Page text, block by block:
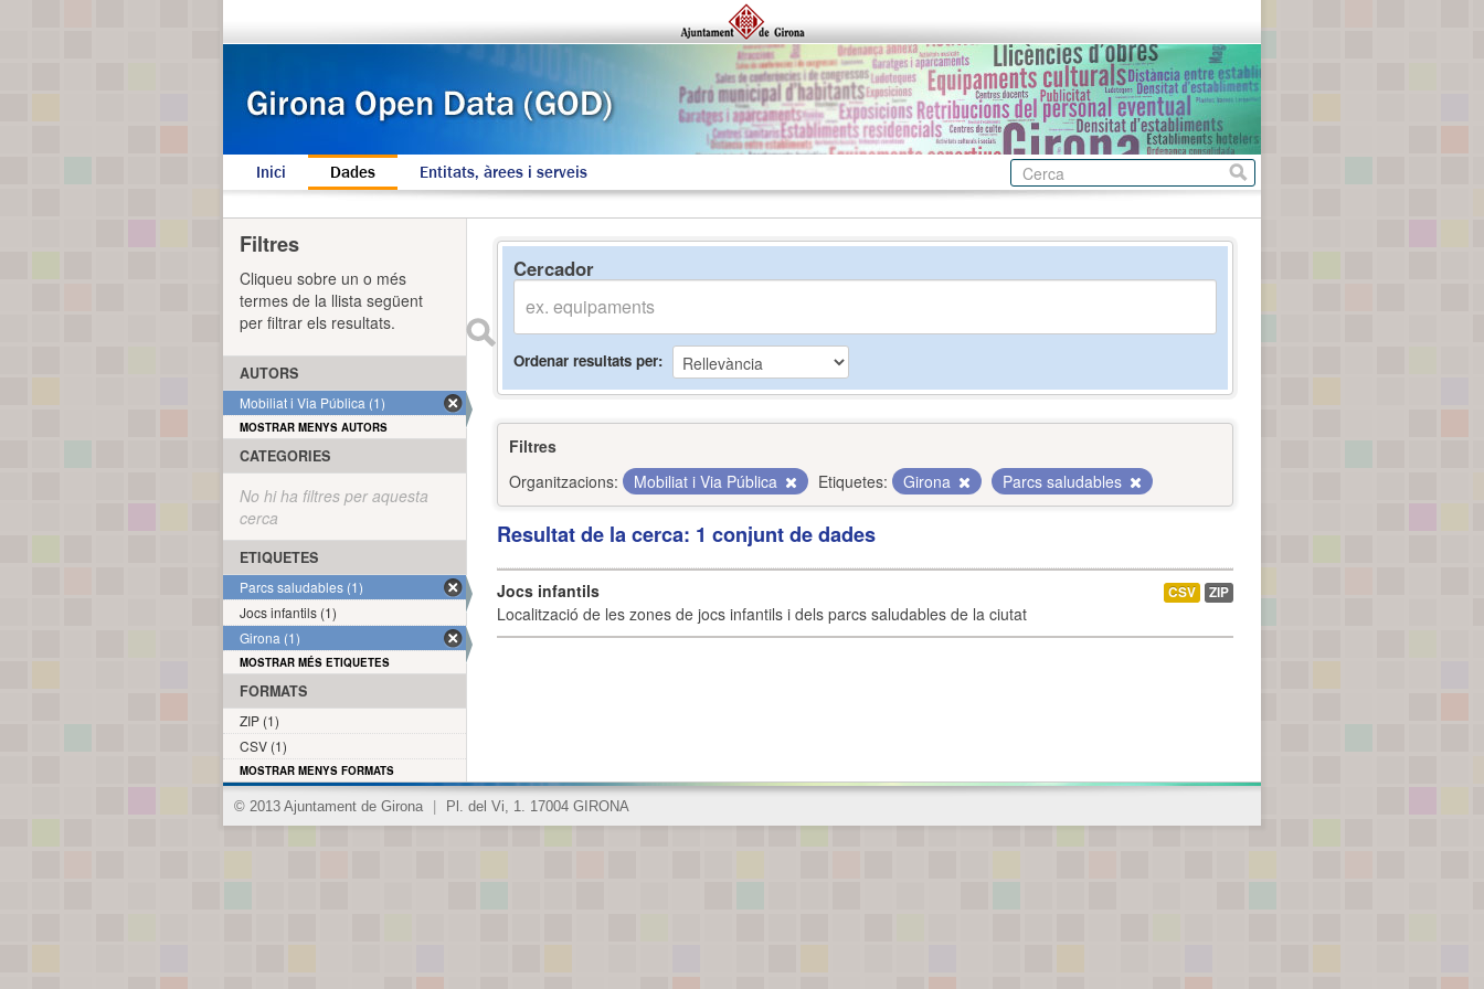
Inici Dades Entitats, àrees i serveis
Cercador
Ordenar resultats per
Filtres
Organitzacions:
Mobiliat i Via Pública Etiquetes: Girona Parcs saludables
Resultat de la cerca: 1 conjunt de dades
Jocs infantils
Localització de les zones de jocs infantils i dels parcs saludables de la ciutat
CSV ZIP
Filtres
Cliqueu sobre un o més
termes de la llista següent
per filtrar els resultats.
AUTORS
Mobiliat i Via Pública (1)
MOSTRAR MENYS AUTORS
CATEGORIES
No hi ha filtres per aquesta
cerca
ETIQUETES
Parcs saludables (1)
Jocs infantils (1)
Girona (1)
MOSTRAR MÉS ETIQUETES
FORMATS
ZIP (1)
CSV (1)
MOSTRAR MENYS FORMATS
© 2013 Ajuntament de Girona Pl. del Vi, 1. 17004 GIRONA